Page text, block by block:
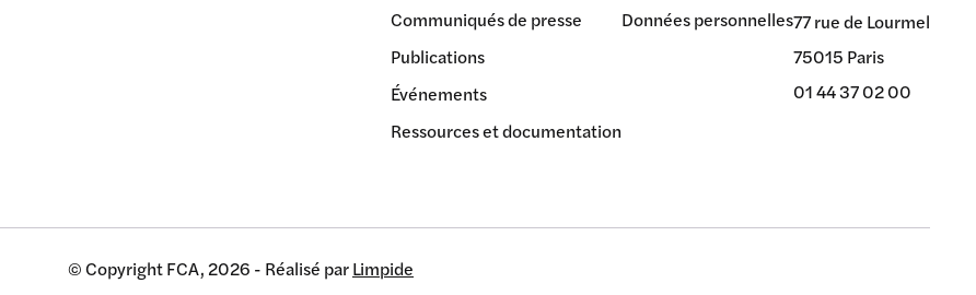
Communiqués de presse
Publications
Événements
Ressources et documentation
Données personnelles77 rue de Lourmel
75015 Paris
01 44 37 02 00
© Copyright FCA, 2026 - Réalisé parLimpide